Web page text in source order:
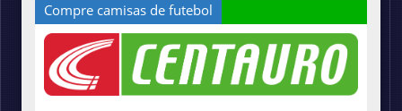
Compre camisas de futebol